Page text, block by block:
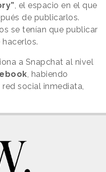
, el espacio en el que
de publicarlos.
se tenían que publicar
a Snapchat al nivel
, habiendo
social inmediata,